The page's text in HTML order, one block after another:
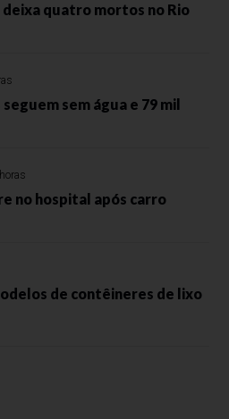
quatro mortos no Rio
sem água e 79 mil
no hospital após carro
de contêineres de lixo